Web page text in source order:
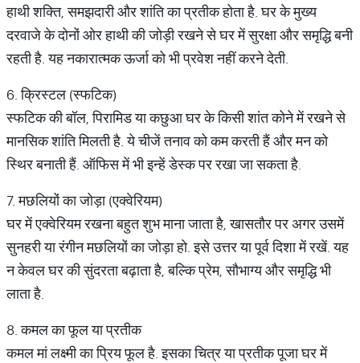
हाथी शक्ति, समझदारी और शांति का प्रतीक होता है. घर के मुख्य
दरवाजे के दोनों ओर हाथी की जोड़ी रखने से घर में सुरक्षा और समृद्धि बनी
रहती है. यह नकारात्मक ऊर्जा को भी प्रवेश नहीं करने देती.
6. क्रिस्टल (स्फटिक)
स्फटिक की बॉल, पिरामिड या कछुआ घर के किसी शांत कोने में रखने से
मानसिक शांति मिलती है. ये चीजें तनाव को कम करती हैं और मन को
स्थिर बनाती हैं. ऑफिस में भी इन्हें डेस्क पर रखा जा सकता है.
7. मछलियों का जोड़ा (एक्वेरियम)
घर में एक्वेरियम रखना बहुत शुभ माना जाता है, खासतौर पर अगर उसमें
सुनहरी या रंगीन मछलियों का जोड़ा हो. इसे उत्तर या पूर्व दिशा में रखें. यह
न केवल घर की सुंदरता बढ़ाता है, बल्कि प्रेम, सौभाग्य और समृद्धि भी
लाता है.
8. कमल का फूल या प्रतीक
कमल मां लक्ष्मी का प्रिय फूल है. इसका चित्र या प्रतीक पूजा घर में